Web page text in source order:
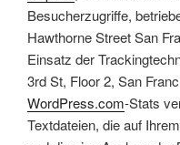
Besucherzugriffe,
Hawthorne Street San
Einsatz der
3rd St, Floor 2, San
WordPress.com-Stats
Textdateien, die auf